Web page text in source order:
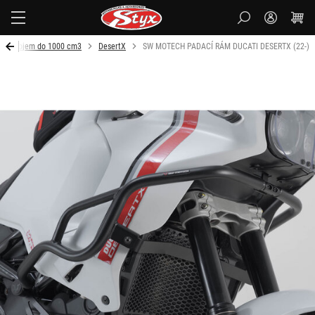
Objem do 1000 cm3 DesertX SW MOTECH PADACÍ RÁM DUCATI DESERTX (22-)